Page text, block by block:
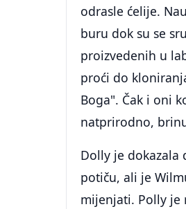
odrasle ćelije.
buru dok su se
proizvedenih u
proći do
Boga". Čak i oni
natprirodno,
Dolly je dokazala
potiču, ali je
mijenjati. Polly je